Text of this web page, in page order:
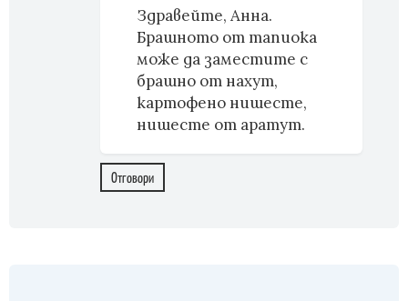
Здравейте, Анна.
Брашното от тапиока
може да заместите с
брашно от нахут,
картофено нишесте,
нишесте от аратут.
Отговори